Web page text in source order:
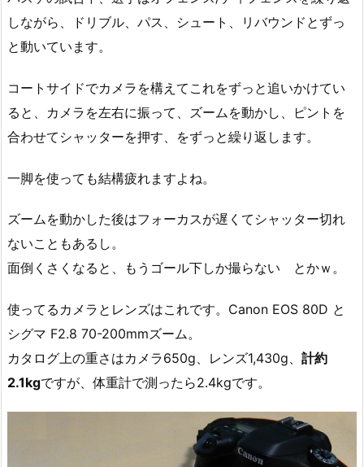
しながら、ドリブル、パス、シュート、リバウンドとずっ
と動いています。
コートサイドでカメラを構えてこれをずっと追いかけてい
ると、カメラを左右に振って、ズームを動かし、ピントを
合わせてシャッターを押す、をずっと繰り返します。
一脚を使っても結構疲れますよね。
ズームを動かした後はフォーカスが遅くてシャッター切れ
ないこともあるし。
面倒くさくなると、もうゴール下しか撮らない とかｗ。
使ってるカメラとレンズはこれです。Canon EOS 80D と
シグマ F2.8 70-200mmズーム。
カタログ上の重さはカメラ650g、レンズ1,430g、 計約
2.1kgですが、体重計で測ったら2.4kgです。